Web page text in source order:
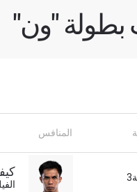
"ون"
المنافس
الآن للوصول إلى آخر
لعروضنا الحية.